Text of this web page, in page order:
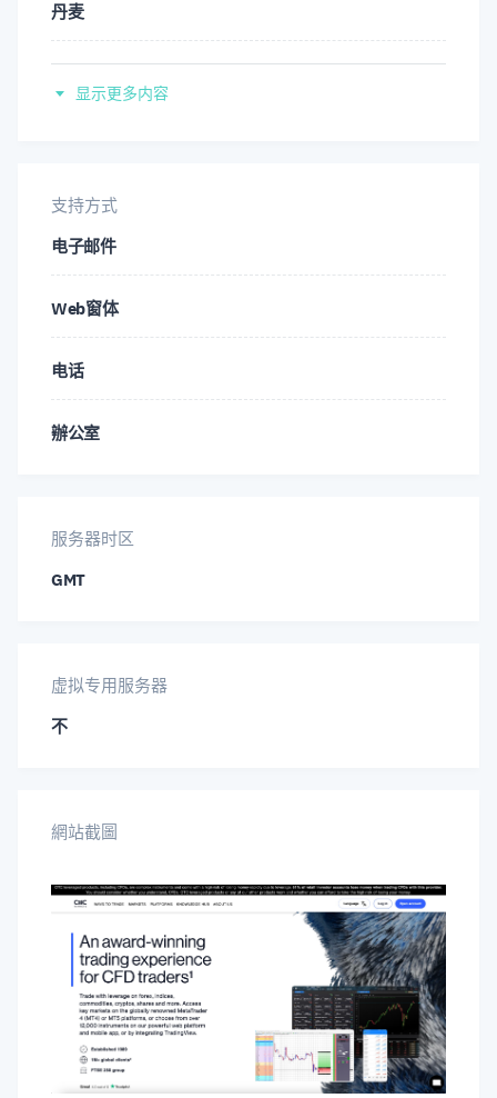
法
意大利
挪威
瑞典語
汉
丹麦
法
意大利
挪威
瑞典語
显示更多内容
支持方式
电子邮件
Web窗体
电话
辦公室
服务器时区
GMT
虚拟专用服务器
不
網站截圖